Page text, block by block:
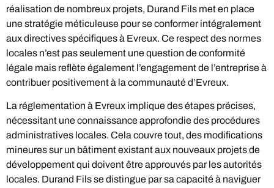
réalisation de nombreux projets, Durand Fils met en place
une stratégie méticuleuse pour se conformer intégralement
aux directives spécifiques à Evreux. Ce respect des normes
locales n’est pas seulement une question de conformité
légale mais reflète également l’engagement de l’entreprise à
contribuer positivement à la communauté d’Evreux.
La réglementation à Evreux implique des étapes précises,
nécessitant une connaissance approfondie des procédures
administratives locales. Cela couvre tout, des modifications
mineures sur un bâtiment existant aux nouveaux projets de
développement qui doivent être approuvés par les autorités
locales. Durand Fils se distingue par sa capacité à naviguer